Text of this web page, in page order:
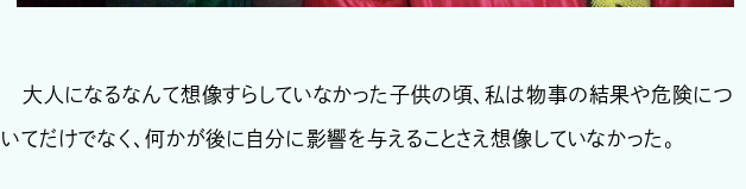
大人になるなんて想像すらしていなかった子供の頃、私は物事の結果や危険につ
いてだけでなく、何かが後に自分に影響を与えることさえ想像していなかった。